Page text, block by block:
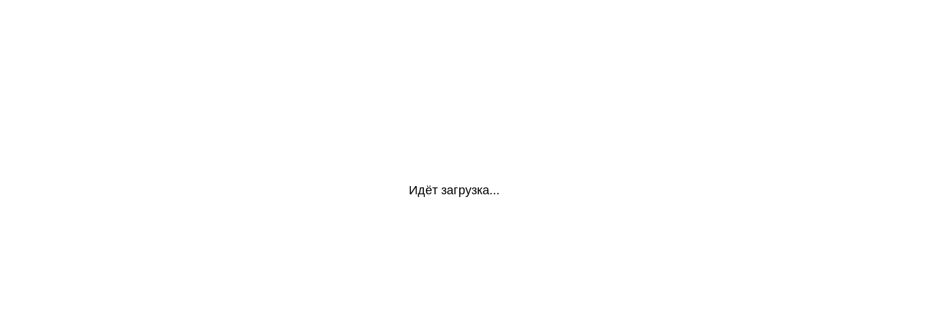
Идёт загрузка...